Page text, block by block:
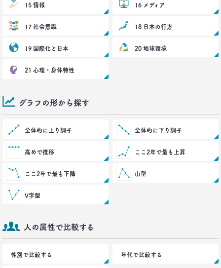
15 情報 16 メディア
17 社会意識 18 日本の行方
19 国際化と日本 20 地球環境
21 心理・身体特性
グラフの形から探す
全体的に上り調子 全体的に下り調子
高めで推移 ここ2年で最も上昇
ここ2年で最も下降 山型
V字型
人の属性で比較する
性別で比較する 年代で比較する